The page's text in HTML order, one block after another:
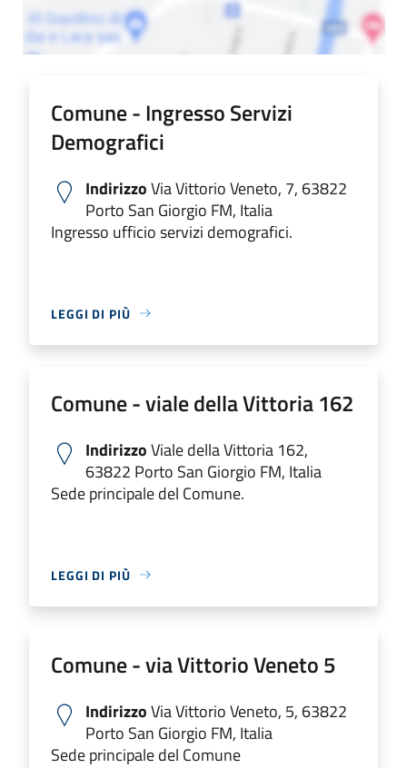
Comune - Ingresso Servizi
Demografici
IndirizzoVia Vittorio Veneto, 7, 63822
Porto San Giorgio FM, Italia
Ingresso ufficio servizi demografici.
LEGGI DI PIÙ
Comune - viale della Vittoria 162
IndirizzoViale della Vittoria 162,
63822 Porto San Giorgio FM, Italia
Sede principale del Comune.
LEGGI DI PIÙ
Comune - via Vittorio Veneto 5
IndirizzoVia Vittorio Veneto, 5, 63822
Porto San Giorgio FM, Italia
Sede principale del Comune